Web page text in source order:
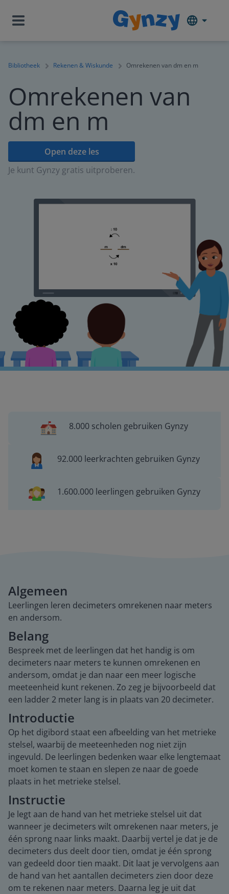
Bibliotheek Rekenen & Wiskunde Omrekenen van dm en m
Omrekenen van
dm en m
Open deze les
Je kunt Gynzy gratis uitproberen.
8.000 scholen gebruiken Gynzy
92.000 leerkrachten gebruiken Gynzy
1.600.000 leerlingen gebruiken Gynzy
Algemeen
Leerlingen leren decimeters omrekenen naar meters
en andersom.
Belang
Bespreek met de leerlingen dat het handig is om
decimeters naar meters te kunnen omrekenen en
andersom, omdat je dan naar een meer logische
meeteenheid kunt rekenen. Zo zeg je bijvoorbeeld dat
een ladder 2 meter lang is in plaats van 20 decimeter.
Introductie
Op het digibord staat een afbeelding van het metrieke
stelsel, waarbij de meeteenheden nog niet zijn
ingevuld. De leerlingen bedenken waar elke lengtemaat
moet komen te staan en slepen ze naar de goede
plaats in het metrieke stelsel.
Instructie
Je legt aan de hand van het metrieke stelsel uit dat
wanneer je decimeters wilt omrekenen naar meters, je
één sprong naar links maakt. Daarbij vertel je dat je de
decimeters dus deelt door tien, omdat je één sprong
van gedeeld door tien maakt. Dit laat je vervolgens aan
de hand van het aantallen decimeters zien door deze
om te rekenen naar meters. Daarna leg je uit dat